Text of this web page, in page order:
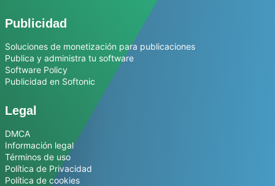
Publicidad
Soluciones de monetización para publicaciones
Publica y administra tu software
Software Policy
Publicidad en Softonic
Legal
DMCA
Información legal
Términos de uso
Política de Privacidad
Política de cookies